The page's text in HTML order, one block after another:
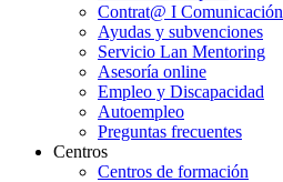
Contrat@ I
Ayudas y subvenciones
Servicio Lan Mentoring
Asesoría online
Empleo y Discapacidad
Autoempleo
Preguntas frecuentes
Centros
Centros de formación